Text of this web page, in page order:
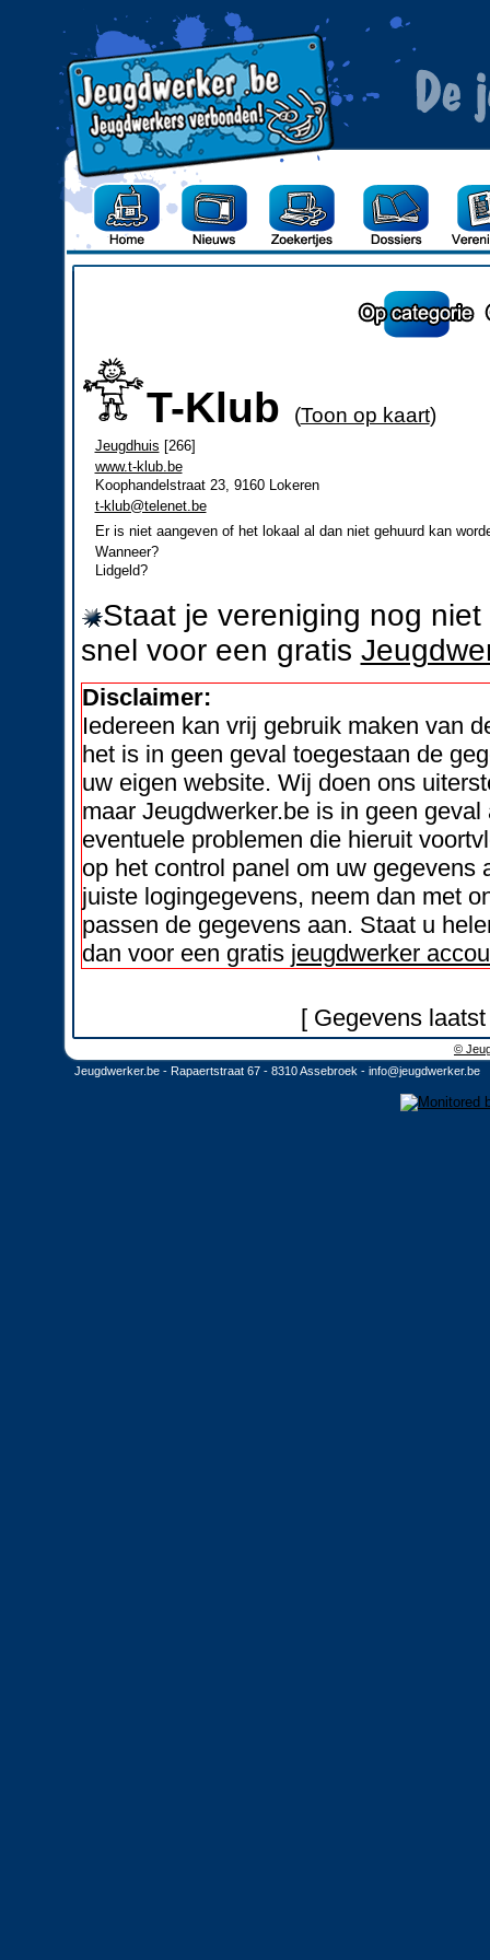
T-Klub (Toon op kaart)
Jeugdhuis [266]
www.t-klub.be
Koophandelstraat 23, 9160 Lokeren
t-klub@telenet.be
Er is niet aangeven of het lokaal al dan niet gehuurd kan
Wanneer?
Lidgeld?
Staat je vereniging nog
snel voor een gratis
Disclaimer:
Iedereen kan vrij gebruik maken van
het is in geen geval toegestaan de
uw eigen website. Wij doen ons
maar Jeugdwerker.be is in geen
eventuele problemen die hieruit
op het control panel om uw
juiste logingegevens, neem dan met
passen de gegevens aan. Staat u
dan voor een gratis jeugdwerker
[ Gegevens
©
Jeugdwerker.be - Rapaertstraat 67 - 8310 Assebroek - info@jeugdwerker.be